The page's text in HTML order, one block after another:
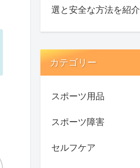
選と安全な方法を紹介
カテゴリー
スポーツ用品
スポーツ障害
セルフケア